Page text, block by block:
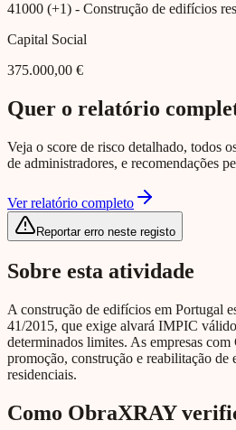
41000 (+1) - Construção de edifícios
Capital Social
375.000,00 €
Quer o relatório
Veja o score de risco detalhado, todos
de administradores, e recomendações
Ver relatório completo
Reportar erro neste registo
Sobre esta atividade
A construção de edifícios em Portugal
41/2015, que exige alvará IMPIC
determinados limites. As empresas
promoção, construção e reabilitação de
residenciais.
Como ObraXRAY